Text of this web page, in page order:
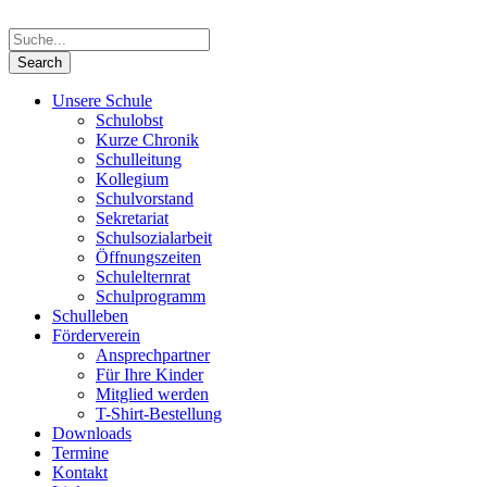
Unsere Schule
Schulobst
Kurze Chronik
Schulleitung
Kollegium
Schulvorstand
Sekretariat
Schulsozialarbeit
Öffnungszeiten
Schulelternrat
Schulprogramm
Schulleben
Förderverein
Ansprechpartner
Für Ihre Kinder
Mitglied werden
T-Shirt-Bestellung
Downloads
Termine
Kontakt